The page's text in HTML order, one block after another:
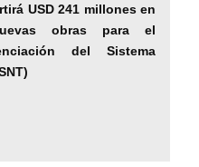
USD 241 millones en
obras para el
del Sistema